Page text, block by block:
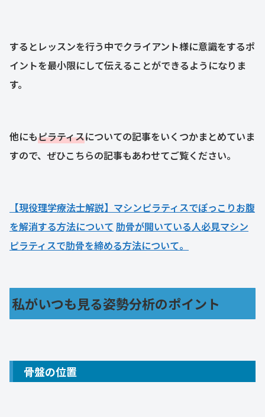
するとレッスンを行う中でクライアント様に意識をするポ
イントを最小限にして伝えることができるようになりま
す。
他にもピラティスについての記事をいくつかまとめていま
すので、ぜひこちらの記事もあわせてご覧ください。
【現役理学療法士解説】マシンピラティスでぽっこりお腹
を解消する方法について 肋骨が開いている人必見マシン
ピラティスで肋骨を締める方法について。
私がいつも見る姿勢分析のポイント
骨盤の位置